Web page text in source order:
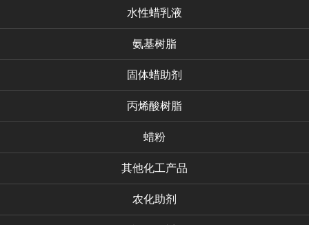
水性蜡乳液
氨基树脂
固体蜡助剂
丙烯酸树脂
蜡粉
其他化工产品
农化助剂